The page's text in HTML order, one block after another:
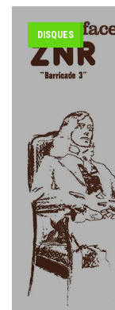
DISQUES